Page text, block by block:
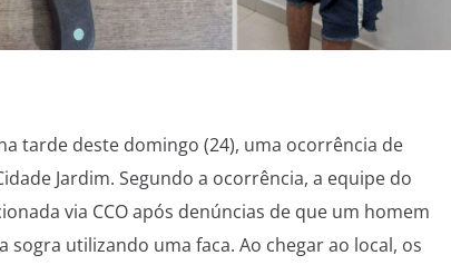
tarde deste domingo (24), uma ocorrência de
Jardim. Segundo a ocorrência, a equipe do
via CCO após denúncias de que um homem
sogra utilizando uma faca. Ao chegar ao local, os